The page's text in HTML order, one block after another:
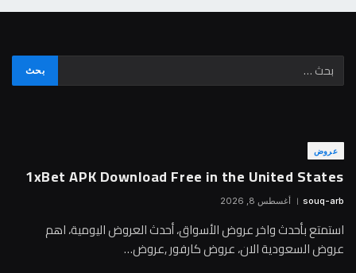
عروض
1xBet APK Download Free in the United States
souq-arb أغسطس 8, 2026
استمتع بأحدث واخر عروض الأسواق، أحدث العروض اليومية، اهم
عروض السعودية الان، عروض كارفور ,عروض…